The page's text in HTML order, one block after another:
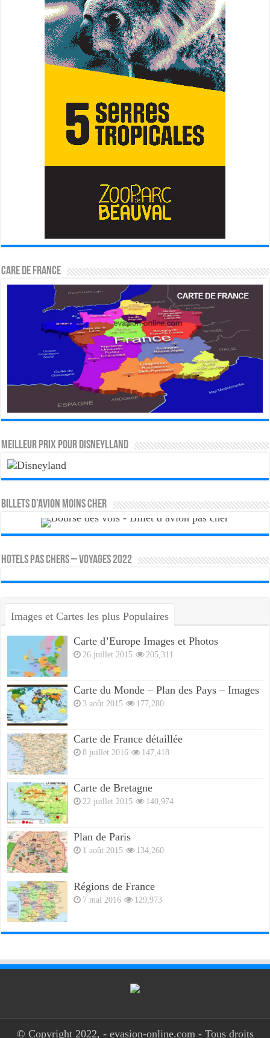
CARE DE FRANCE
MEILLEUR PRIX POUR DISNEYLLAND
Billets d’avion moins cher
HOTELS PAS CHERS – VOYAGES 2022
Images et Cartes les plus Populaires
Carte d’Europe Images et Photos
26 juillet 2015 205,311
Carte du Monde – Plan des Pays – Images
3 août 2015 177,280
Carte de France détaillée
8 juillet 2016 147,418
Carte de Bretagne
22 juillet 2015 140,974
Plan de Paris
1 août 2015 134,260
Régions de France
7 mai 2016 129,973
© Copyright 2022, - evasion-online.com - Tous droits